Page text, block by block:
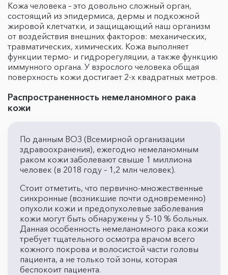
Кожа человека – это довольно сложный орган,
состоящий из эпидермиса, дермы и подкожной
жировой клетчатки, и защищающий наш организм
от воздействия внешних факторов: механических,
травматических, химических. Кожа выполняет
функции термо- и гидрорегуляции, а также функцию
иммунного органа. У взрослого человека общая
поверхность кожи достигает 2-х квадратных метров.
Распространенность немеланомного рака
кожи
По данным ВОЗ (Всемирной организации
здравоохранения), ежегодно немеланомным
раком кожи заболевают свыше 1 миллиона
человек (в 2018 году – 1,2 млн человек).
Стоит отметить, что первично-множественные
синхронные (возникшие почти одновременно)
опухоли кожи и предопухолевые заболевания
кожи могут быть обнаружены у 5-10 % больных.
Данная особенность немеланомного рака кожи
требует тщательного осмотра врачом всего
кожного покрова и волосистой части головы
пациента, а не только той зоны, которая
беспокоит пациента.